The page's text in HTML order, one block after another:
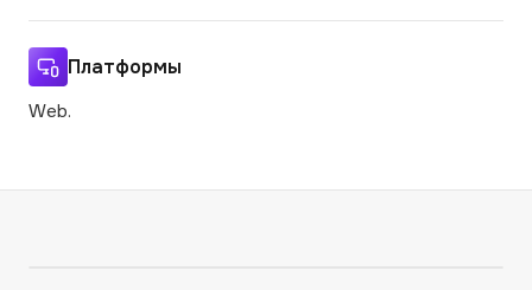
Платформы
Web.